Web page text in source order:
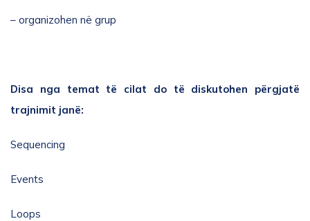
– organizohen në grup
Disa nga temat të cilat do të diskutohen përgjatë
trajnimit janë:
Sequencing
Events
Loops